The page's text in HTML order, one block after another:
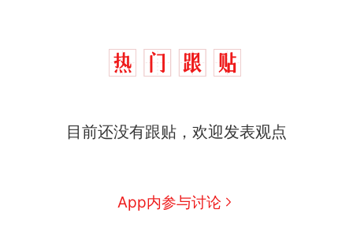
目前还没有跟贴，欢迎发表观点
App内参与讨论
热
那个在床头放菜刀的女孩，
交5060元才肯搬上楼！女子傻
空调24小时开着反而更省电？
电力部门回应